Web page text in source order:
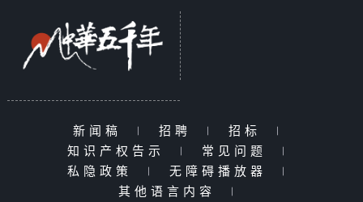
新闻稿 | 招聘 | 招标
|
知识产权告示
| 常见问题
|
私隐政策
| 无障碍播放器
|
其他语言内容
|